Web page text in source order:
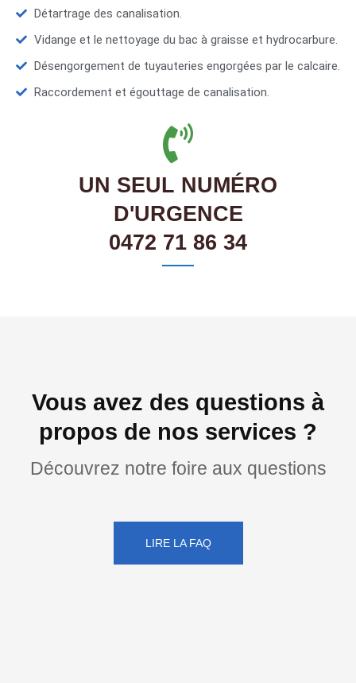
Détartrage des canalisation.
Vidange et le nettoyage du bac à graisse et hydrocarbure.
Désengorgement de tuyauteries engorgées par le calcaire.
Raccordement et égouttage de canalisation.
UN SEUL NUMÉRO
D'URGENCE
0472 71 86 34
Vous avez des questions à
propos de nos services ?
Découvrez notre foire aux questions
LIRE LA FAQ